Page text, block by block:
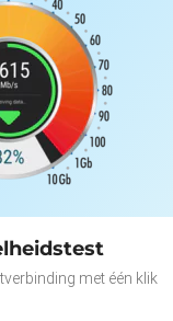
met één klik